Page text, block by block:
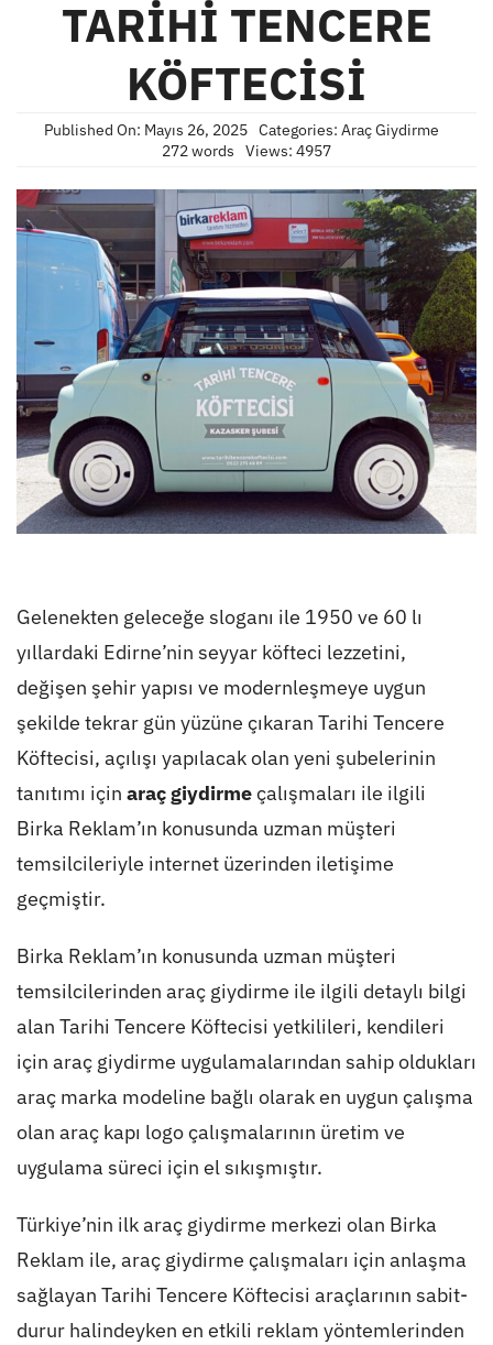
TARİHİ TENCERE
KÖFTECİSİ
Published On: Mayıs 26, 2025 Categories: Araç Giydirme
272 words
Views: 4957
Gelenekten geleceğe sloganı ile 1950 ve 60 lı
yıllardaki Edirne’nin seyyar köfteci lezzetini,
değişen şehir yapısı ve modernleşmeye uygun
şekilde tekrar gün yüzüne çıkaran Tarihi Tencere
Köftecisi, açılışı yapılacak olan yeni şubelerinin
tanıtımı için araç giydirmeçalışmaları ile ilgili
Birka Reklam’ın konusunda uzman müşteri
temsilcileriyle internet üzerinden iletişime
geçmiştir.
Birka Reklam’ın konusunda uzman müşteri
temsilcilerinden araç giydirme ile ilgili detaylı bilgi
alan Tarihi Tencere Köftecisi yetkilileri, kendileri
için araç giydirme uygulamalarından sahip oldukları
araç marka modeline bağlı olarak en uygun çalışma
olan araç kapı logo çalışmalarının üretim ve
uygulama süreci için el sıkışmıştır.
Türkiye’nin ilk araç giydirme merkezi olan Birka
Reklam ile, araç giydirme çalışmaları için anlaşma
sağlayan Tarihi Tencere Köftecisi araçlarının sabit-
durur halindeyken en etkili reklam yöntemlerinden